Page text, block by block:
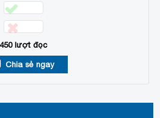
lượt đọc
Chia sẻ ngay